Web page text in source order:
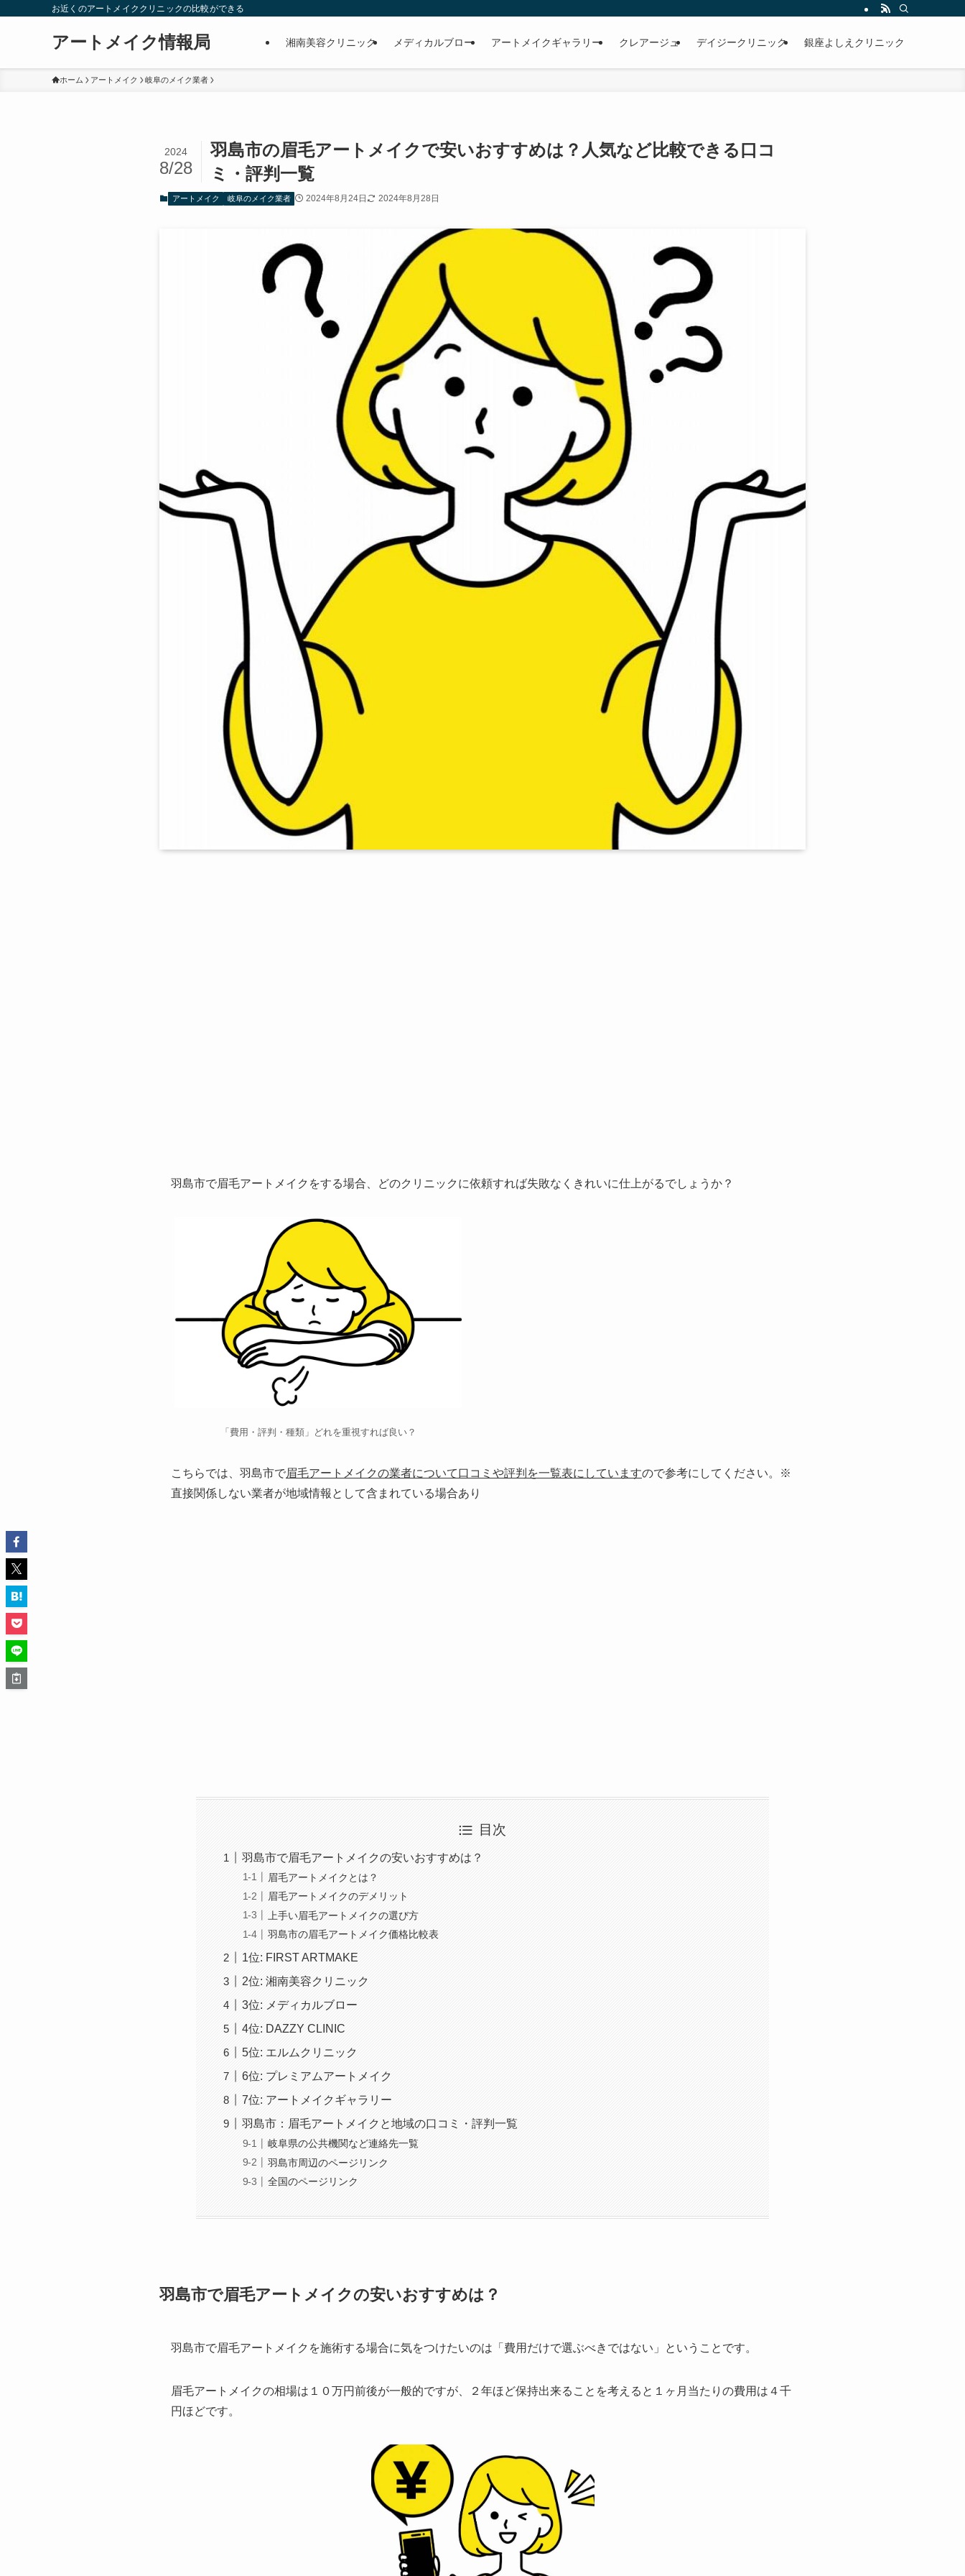
お近くのアートメイククリニックの比較ができる
アートメイク情報局 湘南美容クリニック メディカルブロー アートメイクギャラリー クレアージュ デイジークリニック 銀座よしえクリニック
ホーム アートメイク 岐阜のメイク業者
羽島市の眉毛アートメイクで安いおすすめは？人気など比較できる口コ
ミ・評判一覧
2024
8/28
アートメイク 岐阜のメイク業者 2024年8月24日 2024年8月28日
羽島市で眉毛アートメイクをする場合、 どのクリニックに依頼すれば失敗なくきれいに仕上がるでしょうか？
「費用・評判・種類」どれを重視すれば良い？
こちらでは、羽島市で眉毛アートメイクの業者について口コミや評判を一覧表にしていますので参考にしてください。※
直接関係しない業者が地域情報として含まれている場合あり
目次
羽島市で眉毛アートメイクの安いおすすめは？
眉毛アートメイクとは？
眉毛アートメイクのデメリット
上手い眉毛アートメイクの選び方
羽島市の眉毛アートメイク価格比較表
1位: FIRST ARTMAKE
2位: 湘南美容クリニック
3位: メディカルブロー
4位: DAZZY CLINIC
5位: エルムクリニック
6位: プレミアムアートメイク
7位: アートメイクギャラリー
羽島市：眉毛アートメイクと地域の口コミ・評判一覧
岐阜県の公共機関など連絡先一覧
羽島市周辺のページリンク
全国のページリンク
羽島市で眉毛アートメイクの安いおすすめは？
羽島市で眉毛アートメイクを施術する場合に気をつけたいのは 「費用だけで選ぶべきではない」ということです。
眉毛アートメイクの相場は１０万円前後が一般的ですが、２年ほど保持出来ることを考えると１ヶ月当たりの費用は４千
円ほどです。